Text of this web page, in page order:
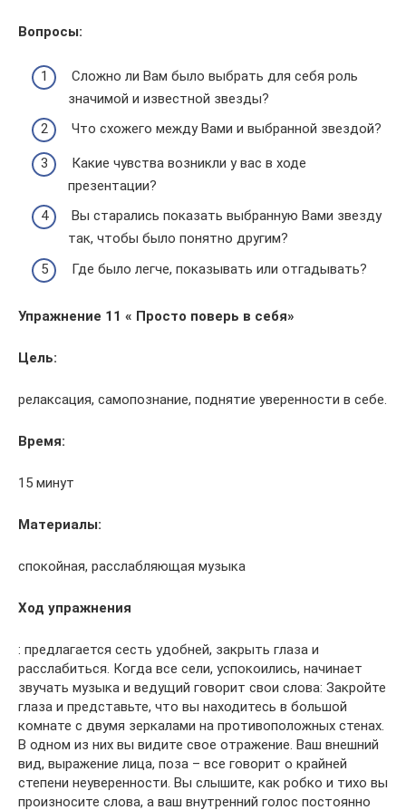
Вопросы:
Сложно ли Вам было выбрать для себя роль
значимой и известной звезды?
Что схожего между Вами и выбранной звездой?
Какие чувства возникли у вас в ходе
презентации?
Вы старались показать выбранную Вами звезду
так, чтобы было понятно другим?
Где было легче, показывать или отгадывать?
Упражнение 11 « Просто поверь в себя»
Цель:
релаксация, самопознание, поднятие уверенности в себе.
Время:
15 минут
Материалы:
спокойная, расслабляющая музыка
Ход упражнения
: предлагается сесть удобней, закрыть глаза и
расслабиться. Когда все сели, успокоились, начинает
звучать музыка и ведущий говорит свои слова: Закройте
глаза и представьте, что вы находитесь в большой
комнате с двумя зеркалами на противоположных стенах.
В одном из них вы видите свое отражение. Ваш внешний
вид, выражение лица, поза – все говорит о крайней
степени неуверенности. Вы слышите, как робко и тихо вы
произносите слова, а ваш внутренний голос постоянно